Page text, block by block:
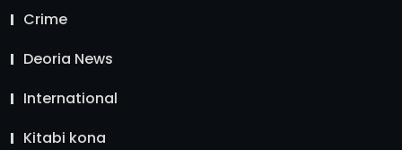
Crime
Deoria News
International
Kitabi kona